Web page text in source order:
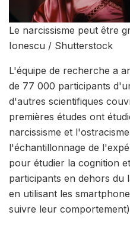
Le narcissisme peut être
Ionescu / Shutterstock
L'équipe de recherche a
de 77 000 participants
d'autres scientifiques
premières études ont
narcissisme et
l'échantillonnage de
pour étudier la cognition
participants en dehors du
en utilisant les
suivre leur